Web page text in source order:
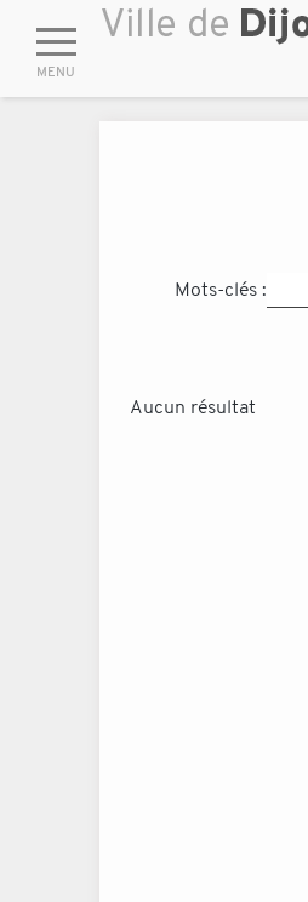
Mots-clés :
Aucun résultat